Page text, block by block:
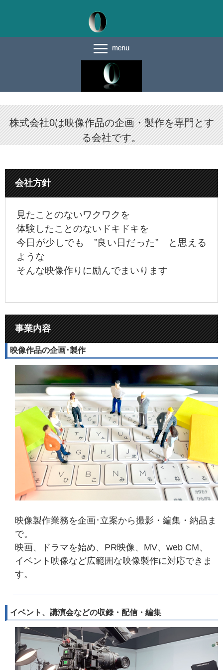
株式会社0は映像作品の企画・製作を専門とす
る会社です。
会社方針
見たことのないワクワクを
体験したことのないドキドキを
今日が少しでも ”良い日だった” と思える
ような
そんな映像作りに励んでまいります
事業内容
映像作品の企画･製作
映像製作業務を企画･立案から撮影・編集・納品ま
で。
映画、ドラマを始め、PR映像、MV、web CM、
イベント映像など広範囲な映像製作に対応できま
す。
イベント、講演会などの収録・配信・編集